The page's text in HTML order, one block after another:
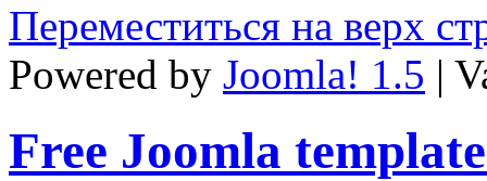
Переместиться на верх
Powered by Joomla! 1.5 |
Free Joomla